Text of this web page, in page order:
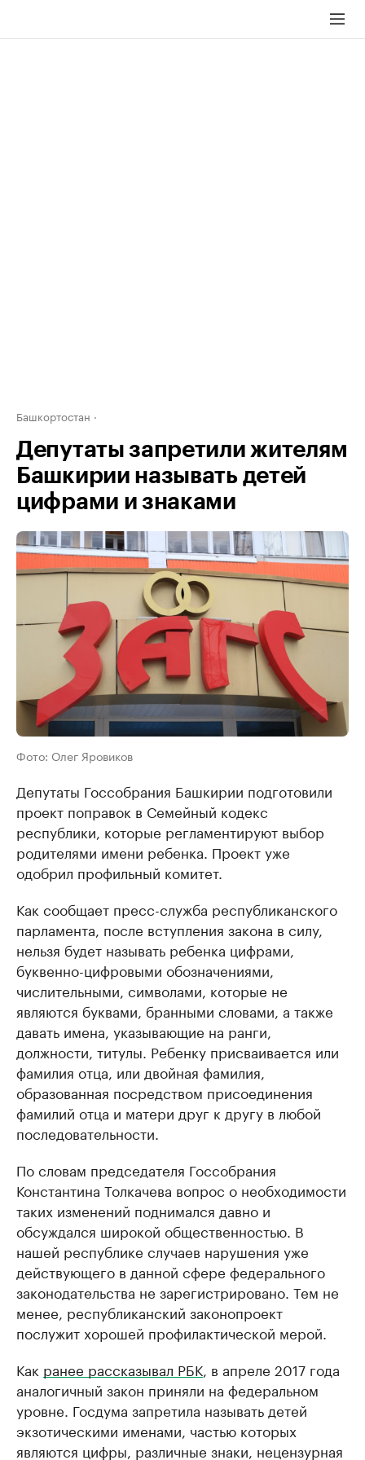
Башкортостан
Депутаты запретили жителям
Башкирии называть детей
цифрами и знаками
Фото: Олег Яровиков
Депутаты Госсобрания Башкирии подготовили
проект поправок в Семейный кодекс
республики, которые регламентируют выбор
родителями имени ребенка. Проект уже
одобрил профильный комитет.
Как сообщает пресс-служба республиканского
парламента, после вступления закона в силу,
нельзя будет называть ребенка цифрами,
буквенно-цифровыми обозначениями,
числительными, символами, которые не
являются буквами, бранными словами, а также
давать имена, указывающие на ранги,
должности, титулы. Ребенку присваивается или
фамилия отца, или двойная фамилия,
образованная посредством присоединения
фамилий отца и матери друг к другу в любой
последовательности.
По словам председателя Госсобрания
Константина Толкачева вопрос о необходимости
таких изменений поднимался давно и
обсуждался широкой общественностью. В
нашей республике случаев нарушения уже
действующего в данной сфере федерального
законодательства не зарегистрировано. Тем не
менее, республиканский законопроект
послужит хорошей профилактической мерой.
Как ранее рассказывал РБК, в апреле 2017 года
аналогичный закон приняли на федеральном
уровне. Госдума запретила называть детей
экзотическими именами, частью которых
являются цифры, различные знаки, нецензурная